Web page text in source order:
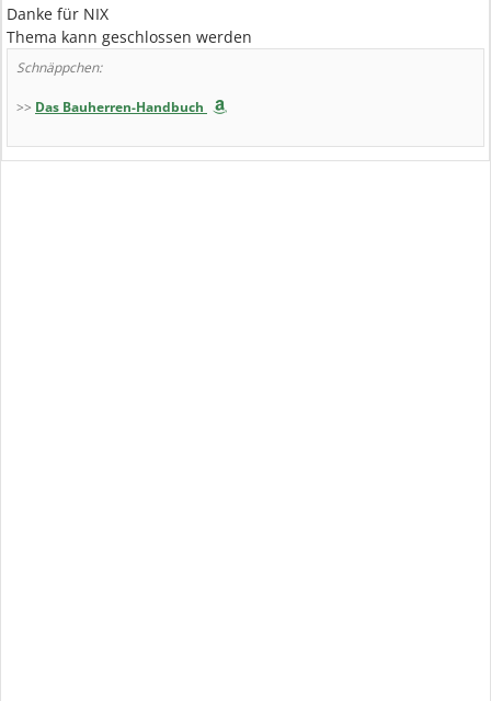
Danke für NIX
Thema kann geschlossen werden
Schnäppchen:
>> Das Bauherren-Handbuch